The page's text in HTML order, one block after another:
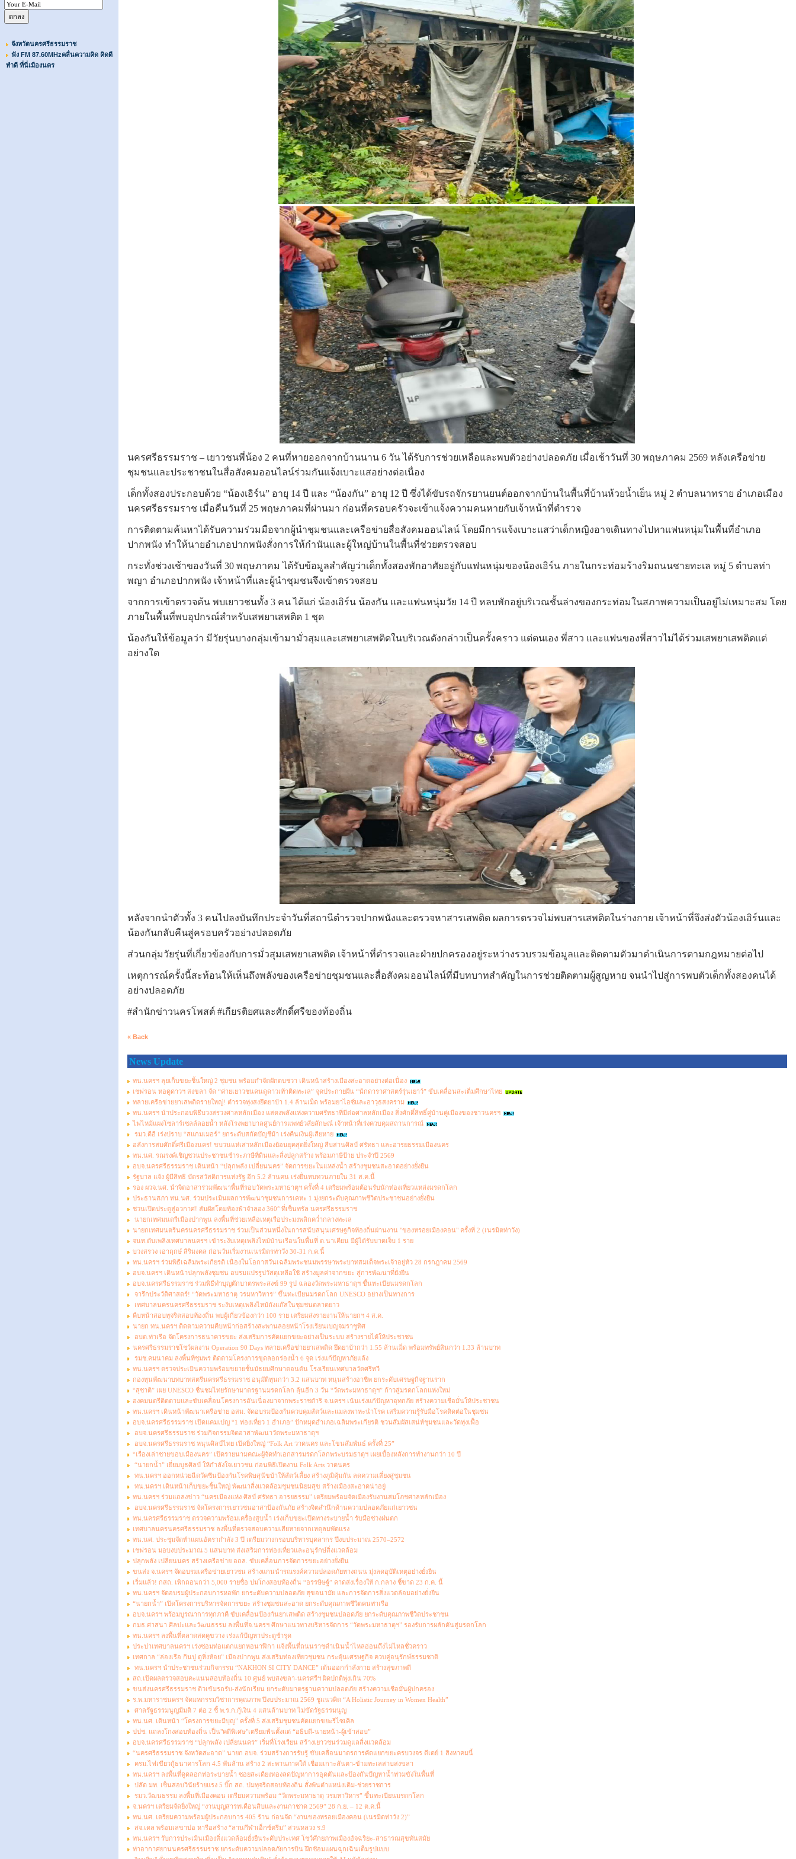
จังหวัดนครศรีธรรมราช
ฟัง FM 87.60MHzคลื่นความคิด คิดดี
ทำดี ที่นี่เมืองนคร
นครศรีธรรมราช – เยาวชนพี่น้อง 2 คนที่หายออกจากบ้านนาน 6 วัน ได้รับการช่วยเหลือและพบตัวอย่างปลอดภัย เมื่อเช้าวันที่ 30 พฤษภาคม 2569 หลังเครือข่าย
ชุมชนและประชาชนในสื่อสังคมออนไลน์ร่วมกันแจ้งเบาะแสอย่างต่อเนื่อง
เด็กทั้งสองประกอบด้วย “น้องเอิร์น” อายุ 14 ปี และ “น้องกัน” อายุ 12 ปี ซึ่งได้ขับรถจักรยานยนต์ออกจากบ้านในพื้นที่บ้านห้วยน้ำเย็น หมู่ 2 ตำบลนาทราย อำเภอเมือง
นครศรีธรรมราช เมื่อคืนวันที่ 25 พฤษภาคมที่ผ่านมา ก่อนที่ครอบครัวจะเข้าแจ้งความคนหายกับเจ้าหน้าที่ตำรวจ
การติดตามค้นหาได้รับความร่วมมือจากผู้นำชุมชนและเครือข่ายสื่อสังคมออนไลน์ โดยมีการแจ้งเบาะแสว่าเด็กหญิงอาจเดินทางไปหาแฟนหนุ่มในพื้นที่อำเภอ
ปากพนัง ทำให้นายอำเภอปากพนังสั่งการให้กำนันและผู้ใหญ่บ้านในพื้นที่ช่วยตรวจสอบ
กระทั่งช่วงเช้าของวันที่ 30 พฤษภาคม ได้รับข้อมูลสำคัญว่าเด็กทั้งสองพักอาศัยอยู่กับแฟนหนุ่มของน้องเอิร์น ภายในกระท่อมร้างริมถนนชายทะเล หมู่ 5 ตำบลท่า
พญา อำเภอปากพนัง เจ้าหน้าที่และผู้นำชุมชนจึงเข้าตรวจสอบ
จากการเข้าตรวจค้น พบเยาวชนทั้ง 3 คน ได้แก่ น้องเอิร์น น้องกัน และแฟนหนุ่มวัย 14 ปี หลบพักอยู่บริเวณชั้นล่างของกระท่อมในสภาพความเป็นอยู่ไม่เหมาะสม โดย
ภายในพื้นที่พบอุปกรณ์สำหรับเสพยาเสพติด 1 ชุด
น้องกันให้ข้อมูลว่า มีวัยรุ่นบางกลุ่มเข้ามามั่วสุมและเสพยาเสพติดในบริเวณดังกล่าวเป็นครั้งคราว แต่ตนเอง พี่สาว และแฟนของพี่สาวไม่ได้ร่วมเสพยาเสพติดแต่
อย่างใด
หลังจากนำตัวทั้ง 3 คนไปลงบันทึกประจำวันที่สถานีตำรวจปากพนังและตรวจหาสารเสพติด ผลการตรวจไม่พบสารเสพติดในร่างกาย เจ้าหน้าที่จึงส่งตัวน้องเอิร์นและ
น้องกันกลับคืนสู่ครอบครัวอย่างปลอดภัย
ส่วนกลุ่มวัยรุ่นที่เกี่ยวข้องกับการมั่วสุมเสพยาเสพติด เจ้าหน้าที่ตำรวจและฝ่ายปกครองอยู่ระหว่างรวบรวมข้อมูลและติดตามตัวมาดำเนินการตามกฎหมายต่อไป
เหตุการณ์ครั้งนี้สะท้อนให้เห็นถึงพลังของเครือข่ายชุมชนและสื่อสังคมออนไลน์ที่มีบทบาทสำคัญในการช่วยติดตามผู้สูญหาย จนนำไปสู่การพบตัวเด็กทั้งสองคนได้
อย่างปลอดภัย
#สำนักข่าวนครโพสต์ #เกียรติยศและศักดิ์ศรีของท้องถิ่น
« Back
News Update
ทน.นครฯ ลุยเก็บขยะชิ้นใหญ่ 2 ชุมชน พร้อมกำจัดผักตบชวา เดินหน้าสร้างเมืองสะอาดอย่างต่อเนื่อง
เชฟรอน หอดูดาวฯ สงขลา จัด “ค่ายเยาวชนคนดูดาวเท้าติดทะเล” จุดประกายฝัน “นักดาราศาสตร์รุ่นเยาว์” ขับเคลื่อนสะเต็มศึกษาไทย
ทลายเครือข่ายยาเสพติดรายใหญ่! ตำรวจทุ่งสงยึดยาบ้า 1.4 ล้านเม็ด พร้อมยาไอซ์และอาวุธสงคราม
ทน.นครฯ นำประกอบพิธีบวงสรวงศาลหลักเมือง แสดงพลังแห่งความศรัทธาที่มีต่อศาลหลักเมือง สิ่งศักดิ์สิทธิ์คู่บ้านคู่เมืองของชาวนครฯ
ไฟไหม้แผงโซลาร์เซลล์ลอยน้ำ หลังโรงพยาบาลศูนย์การแพทย์วลัยลักษณ์ เจ้าหน้าที่เร่งควบคุมสถานการณ์
รมว.ดีอี เร่งปราบ “สแกมเมอร์” ยกระดับสกัดบัญชีม้า เร่งคืนเงินผู้เสียหาย
อลังการสมศักดิ์ศรีเมืองนคร! ขบวนแห่เสาหลักเมืองย้อนยุคสุดยิ่งใหญ่ สืบสานศิลป์ ศรัทธา และอารยธรรมเมืองนคร
ทน.นศ. รณรงค์เชิญชวนประชาชนชำระภาษีที่ดินและสิ่งปลูกสร้าง พร้อมภาษีป้าย ประจำปี 2569
อบจ.นครศรีธรรมราช เดินหน้า “ปลุกพลัง เปลี่ยนนคร” จัดการขยะในแหล่งน้ำ สร้างชุมชนสะอาดอย่างยั่งยืน
รัฐบาล แจ้ง ผู้มีสิทธิ บัตรสวัสดิการแห่งรัฐ อีก 5.2 ล้านคน เร่งยื่นทบทวนภายใน 31 ส.ค.นี้
รอง ผวจ.นศ. นำจิตอาสาร่วมพัฒนาพื้นที่รอบวัดพระมหาธาตุฯ ครั้งที่ 4 เตรียมพร้อมต้อนรับนักท่องเที่ยวแหล่งมรดกโลก
ประธานสภา ทน.นศ. ร่วมประเมินผลการพัฒนาชุมชนการเคหะ 1 มุ่งยกระดับคุณภาพชีวิตประชาชนอย่างยั่งยืน
ชวนเปิดประตูสู่อวกาศ! สัมผัสโดมท้องฟ้าจำลอง 360° ที่เซ็นทรัล นครศรีธรรมราช
นายกเทศมนตรีเมืองปากพูน ลงพื้นที่ช่วยเหลือเหตุเรือประมงพลิกคว่ำกลางทะเล
นายกเทศมนตรีนครนครศรีธรรมราช ร่วมเป็นส่วนหนึ่งในการสนับสนุนเศรษฐกิจท้องถิ่นผ่านงาน "ของหรอยเมืองคอน" ครั้งที่ 2 (เนรมิตท่าวัง)
จนท.ดับเพลิงเทศบาลนครฯ เข้าระงับเหตุเพลิงไหม้บ้านเรือนในพื้นที่ ต.นาเคียน มีผู้ได้รับบาดเจ็บ 1 ราย
บวงสรวง เอาฤกษ์ สิริมงคล ก่อนวันเริ่มงานเนรมิตรท่าวัง 30-31 ก.ค.นี้
ทน.นครฯ ร่วมพิธีเฉลิมพระเกียรติ เนื่องในโอกาสวันเฉลิมพระชนมพรรษาพระบาทสมเด็จพระเจ้าอยู่หัว 28 กรกฎาคม 2569
อบจ.นครฯ เดินหน้าปลุกพลังชุมชน อบรมแปรรูปวัสดุเหลือใช้ สร้างมูลค่าจากขยะ สู่การพัฒนาที่ยั่งยืน
อบจ.นครศรีธรรมราช ร่วมพิธีทำบุญตักบาตรพระสงฆ์ 99 รูป ฉลองวัดพระมหาธาตุฯ ขึ้นทะเบียนมรดกโลก
จารึกประวัติศาสตร์! “วัดพระมหาธาตุ วรมหาวิหาร” ขึ้นทะเบียนมรดกโลก UNESCO อย่างเป็นทางการ
เทศบาลนครนครศรีธรรมราช ระงับเหตุเพลิงไหม้ถังแก๊สในชุมชนตลาดยาว
คืบหน้าสอบทุจริตสอบท้องถิ่น พบผู้เกี่ยวข้องกว่า 100 ราย เตรียมส่งรายงานให้นายกฯ 4 ส.ค.
นายก ทน.นครฯ ติดตามความคืบหน้าก่อสร้างสะพานลอยหน้าโรงเรียนเบญจมราชูทิศ
อบต.ท่าเรือ จัดโครงการธนาคารขยะ ส่งเสริมการคัดแยกขยะอย่างเป็นระบบ สร้างรายได้ให้ประชาชน
นครศรีธรรมราชโชว์ผลงาน Operation 90 Days ทลายเครือข่ายยาเสพติด ยึดยาบ้ากว่า 1.55 ล้านเม็ด พร้อมทรัพย์สินกว่า 1.33 ล้านบาท
รมช.คมนาคม ลงพื้นที่ชุมพร ติดตามโครงการขุดลอกร่องน้ำ 6 จุด เร่งแก้ปัญหาภัยแล้ง
ทน.นครฯ ตรวจประเมินความพร้อมขยายชั้นมัธยมศึกษาตอนต้น โรงเรียนเทศบาลวัดศรีทวี
กองทุนพัฒนาบทบาทสตรีนครศรีธรรมราช อนุมัติทุนกว่า 3.2 แสนบาท หนุนสร้างอาชีพ ยกระดับเศรษฐกิจฐานราก
“สุชาติ” เผย UNESCO ชื่นชมไทยรักษามาตรฐานมรดกโลก ลุ้นอีก 3 วัน “วัดพระมหาธาตุฯ” ก้าวสู่มรดกโลกแห่งใหม่
องคมนตรีติดตามและขับเคลื่อนโครงการอันเนื่องมาจากพระราชดำริ จ.นครฯ เน้นเร่งแก้ปัญหาอุทกภัย สร้างความเชื่อมั่นให้ประชาชน
ทน.นครฯ เดินหน้าพัฒนาเครือข่าย อสม. จัดอบรมป้องกันควบคุมสัตว์และแมลงพาหะนำโรค เสริมความรู้รับมือโรคติดต่อในชุมชน
อบจ.นครศรีธรรมราช เปิดแคมเปญ “1 ท่องเที่ยว 1 อำเภอ” ปักหมุดอำเภอเฉลิมพระเกียรติ ชวนสัมผัสเสน่ห์ชุมชนและวัดทุ่งเฟื้อ
อบจ.นครศรีธรรมราช ร่วมกิจกรรมจิตอาสาพัฒนาวัดพระมหาธาตุฯ
อบจ.นครศรีธรรมราช หนุนศิลป์ไทย เปิดยิ่งใหญ่ “Folk Art วาดนคร และโขนสัมพันธ์ ครั้งที่ 25”
“เรื่องเล่าชายขอบเมืองนคร” เปิดรายนามคณะผู้จัดทำเอกสารมรดกโลกพระบรมธาตุฯ เผยเบื้องหลังการทำงานกว่า 10 ปี
“นายกน้ำ” เยี่ยมบูธศิลป์ ให้กำลังใจเยาวชน ก่อนพิธีเปิดงาน Folk Arts วาดนคร
ทน.นครฯ ออกหน่วยฉีดวัคซีนป้องกันโรคพิษสุนัขบ้าให้สัตว์เลี้ยง สร้างภูมิคุ้มกัน ลดความเสี่ยงสู่ชุมชน
ทน.นครฯ เดินหน้าเก็บขยะชิ้นใหญ่ พัฒนาสิ่งแวดล้อมชุมชนนิยมสุข สร้างเมืองสะอาดน่าอยู่
ทน.นครฯ ร่วมแถลงข่าว “นครเมืองแห่ง ศิลป์ ศรัทธา อารยธรรม” เตรียมพร้อมจัดเมืองรับงานสมโภชศาลหลักเมือง
อบจ.นครศรีธรรมราช จัดโครงการเยาวชนอาสาป้องกันภัย สร้างจิตสำนึกด้านความปลอดภัยแก่เยาวชน
ทน.นครศรีธรรมราช ตรวจความพร้อมเครื่องสูบน้ำ เร่งเก็บขยะเปิดทางระบายน้ำ รับมือช่วงฝนตก
เทศบาลนครนครศรีธรรมราช ลงพื้นที่ตรวจสอบความเสียหายจากเหตุลมพัดแรง
ทน.นศ. ประชุมจัดทำแผนอัตรากำลัง 3 ปี เตรียมวางกรอบบริหารบุคลากร ปีงบประมาณ 2570–2572
เชฟรอน มอบงบประมาณ 5 แสนบาท ส่งเสริมการท่องเที่ยวและอนุรักษ์สิ่งแวดล้อม
ปลุกพลัง เปลี่ยนนคร สร้างเครือข่าย อถล. ขับเคลื่อนการจัดการขยะอย่างยั่งยืน
ขนส่ง จ.นครฯ จัดอบรมเครือข่ายเยาวชน สร้างแกนนำรณรงค์ความปลอดภัยทางถนน มุ่งลดอุบัติเหตุอย่างยั่งยืน
เริ่มแล้ว! กสถ. เพิกถอนกว่า 5,000 รายชื่อ ปมโกงสอบท้องถิ่น “อรรษิษฐ์” คาดส่งเรื่องให้ ก.กลาง ชี้ขาด 23 ก.ค. นี้
ทน.นครฯ จัดอบรมผู้ประกอบการหอพัก ยกระดับความปลอดภัย สุขอนามัย และการจัดการสิ่งแวดล้อมอย่างยั่งยืน
“นายกน้ำ” เปิดโครงการบริหารจัดการขยะ สร้างชุมชนสะอาด ยกระดับคุณภาพชีวิตคนท่าเรือ
อบจ.นครฯ พร้อมบูรณาการทุกภาคี ขับเคลื่อนป้องกันยาเสพติด สร้างชุมชนปลอดภัย ยกระดับคุณภาพชีวิตประชาชน
กมธ.ศาสนา ศิลปะและวัฒนธรรม ลงพื้นที่จ.นครฯ ศึกษาแนวทางบริหารจัดการ “วัดพระมหาธาตุฯ” รองรับการผลักดันสู่มรดกโลก
ทน.นครฯ ลงพื้นที่ตลาดสดคูขวาง เร่งแก้ปัญหาประตูชำรุด
ประปาเทศบาลนครฯ เร่งซ่อมท่อแตกแยกหอนาฬิกา แจ้งพื้นที่ถนนราชดำเนินน้ำไหลอ่อนถึงไม่ไหลชั่วคราว
เทศกาล “ล่องเรือ กินปู ดูหิ่งห้อย” เมืองปากพูน ส่งเสริมท่องเที่ยวชุมชน กระตุ้นเศรษฐกิจ ควบคู่อนุรักษ์ธรรมชาติ
ทน.นครฯ นำประชาชนร่วมกิจกรรม “NAKHON SI CITY DANCE” เต้นออกกำลังกาย สร้างสุขภาพดี
สถ.เปิดผลตรวจสอบคะแนนสอบท้องถิ่น 10 ศูนย์ พบสงขลา-นครศรีฯ ผิดปกติพุ่งเกิน 70%
ขนส่งนครศรีธรรมราช ติวเข้มรถรับ-ส่งนักเรียน ยกระดับมาตรฐานความปลอดภัย สร้างความเชื่อมั่นผู้ปกครอง
ร.พ.มหาราชนครฯ จัดมหกรรมวิชาการคุณภาพ ปีงบประมาณ 2569 ชูแนวคิด “A Holistic Journey in Women Health”
ศาลรัฐธรรมนูญมีมติ 7 ต่อ 2 ชี้ พ.ร.ก.กู้เงิน 4 แสนล้านบาท ไม่ขัดรัฐธรรมนูญ
ทน.นศ. เดินหน้า “โครงการขยะมีบุญ” ครั้งที่ 5 ส่งเสริมชุมชนคัดแยกขยะรีไซเคิล
ปปช. แถลงโกงสอบท้องถิ่น เป็น"คดีพิเศษ"เตรียมฟันตั้งแต่ “อธิบดี-นายหน้า-ผู้เข้าสอบ”
อบจ.นครศรีธรรมราช “ปลุกพลัง เปลี่ยนนคร” เริ่มที่โรงเรียน สร้างเยาวชนร่วมดูแลสิ่งแวดล้อม
“นครศรีธรรมราช จังหวัดสะอาด” นายก อบจ. ร่วมสร้างการรับรู้ ขับเคลื่อนมาตรการคัดแยกขยะครบวงจร ดีเดย์ 1 สิงหาคมนี้
ครม.ไฟเขียวกู้ธนาคารโลก 4.5 พันล้าน สร้าง 2 สะพานภาคใต้ เชื่อมเกาะลันตา-ข้ามทะเลสาบสงขลา
ทน.นครฯ ลงพื้นที่ดูดลอกท่อระบายน้ำ ซอยสะเดียงทองลดปัญหาการอุดตันและป้องกันปัญหาน้ำท่วมขังในพื้นที่
ปลัด มท. เซ็นสอบวินัยร้ายแรง 5 บิ๊ก สถ. ปมทุจริตสอบท้องถิ่น สั่งพ้นตำแหน่งเดิม-ช่วยราชการ
รมว.วัฒนธรรม ลงพื้นที่เมืองคอน เตรียมความพร้อม “วัดพระมหาธาตุ วรมหาวิหาร” ขึ้นทะเบียนมรดกโลก
จ.นครฯ เตรียมจัดยิ่งใหญ่ “งานบุญสารทเดือนสิบและงานกาชาด 2569” 28 ก.ย. – 12 ต.ค.นี้
ทน.นศ. เตรียมความพร้อมผู้ประกอบการ 405 ร้าน ก่อนจัด “งานของหรอยเมืองคอน (เนรมิตท่าวัง 2)”
สจ.เดล พร้อมเลขาปอ หารือสร้าง “ลานกีฬาเอ็กซ์ตรีม” สวนหลวง ร.9
ทน.นครฯ รับการประเมินเมืองสิ่งแวดล้อมยั่งยืนระดับประเทศ โชว์ศักยภาพเมืองอัจฉริยะ-สาธารณสุขทันสมัย
ท่าอากาศยานนครศรีธรรมราช ยกระดับความปลอดภัยการบิน ฝึกซ้อมแผนฉุกเฉินเต็มรูปแบบ